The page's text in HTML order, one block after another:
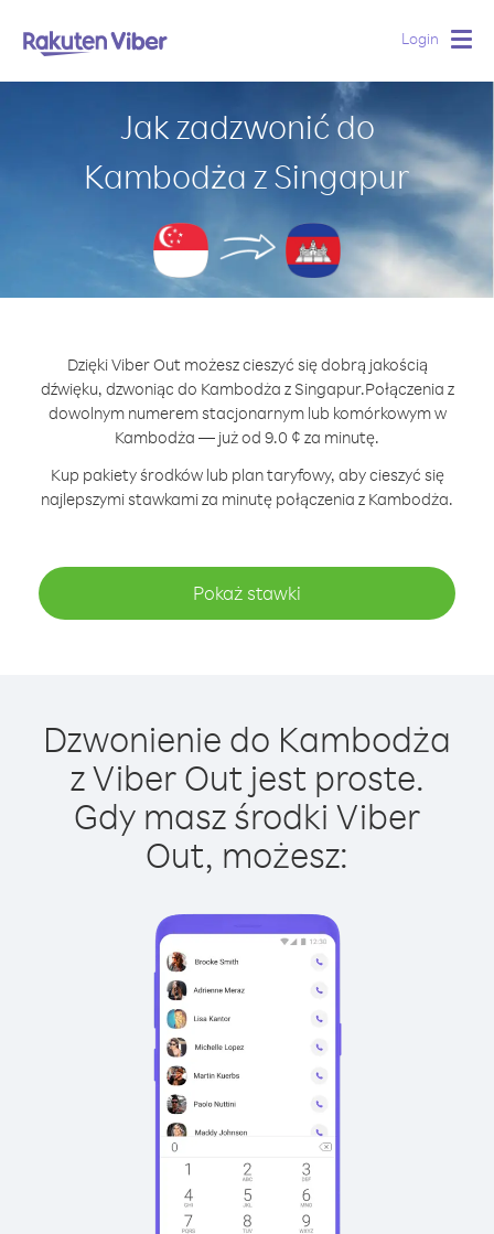
Login
Jak zadzwonić do
Kambodża z Singapur
Dzięki Viber Out możesz cieszyć się dobrą jakością
dźwięku, dzwoniąc do Kambodża z Singapur.Połączenia z
dowolnym numerem stacjonarnym lub komórkowym w
Kambodża — już od 9.0 ¢ za minutę.
Kup pakiety środków lub plan taryfowy, aby cieszyć się
najlepszymi stawkami za minutę połączenia z Kambodża.
Pokaż stawki
Dzwonienie do Kambodża
z Viber Out jest proste.
Gdy masz środki Viber
Out, możesz: